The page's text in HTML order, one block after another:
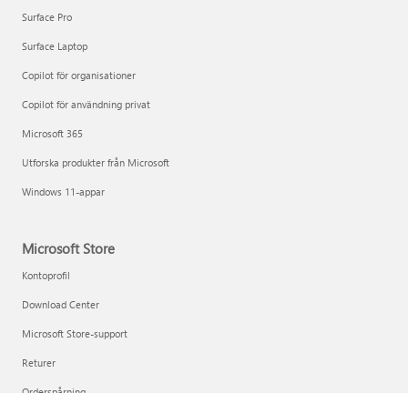
Surface Pro
Surface Laptop
Copilot för organisationer
Copilot för användning privat
Microsoft 365
Utforska produkter från Microsoft
Windows 11-appar
Microsoft Store
Kontoprofil
Download Center
Microsoft Store-support
Returer